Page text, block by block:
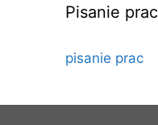
Pisanie prac
pisanie prac